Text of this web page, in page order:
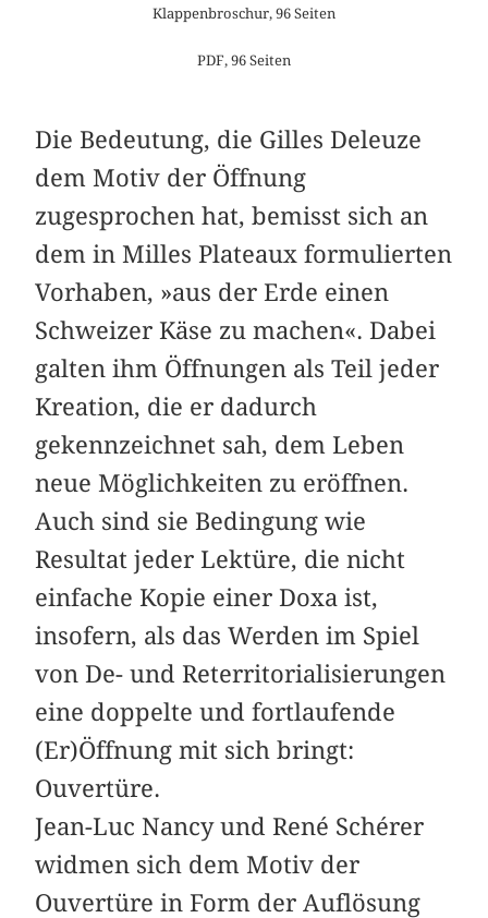
Klappenbroschur, 96 Seiten
PDF, 96 Seiten
Die Bedeutung, die Gilles Deleuze
dem Motiv der Öffnung
zugesprochen hat, bemisst sich an
dem in Milles Plateaux formulierten
Vorhaben, »aus der Erde einen
Schweizer Käse zu machen«. Dabei
galten ihm Öffnungen als Teil jeder
Kreation, die er dadurch
gekennzeichnet sah, dem Leben
neue Möglichkeiten zu eröffnen.
Auch sind sie Bedingung wie
Resultat jeder Lektüre, die nicht
einfache Kopie einer Doxa ist,
insofern, als das Werden im Spiel
von De- und Reterritorialisierungen
eine doppelte und fortlaufende
(Er)Öffnung mit sich bringt:
Ouvertüre.
Jean-Luc Nancy und René Schérer
widmen sich dem Motiv der
Ouvertüre in Form der Auflösung